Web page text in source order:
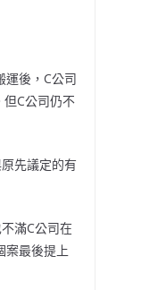
運後，C公司
C公司仍不
先議定的有
滿C公司在
案最後提上